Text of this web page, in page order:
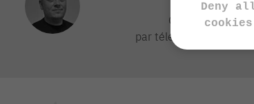
Contactez notre
par téléphone de 9h à
Deny
cookies